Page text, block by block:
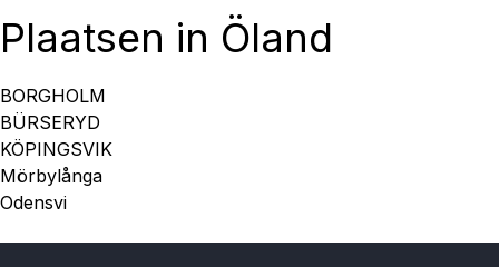
Plaatsen in Öland
BORGHOLM
BÜRSERYD
KÖPINGSVIK
Mörbylånga
Odensvi